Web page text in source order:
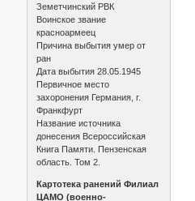
Земетчинский РВК
Воинское звание
красноармеец
Причина выбытия умер от
ран
Дата выбытия 28.05.1945
Первичное место
захоронения Германия, г.
Франкфурт
Название источника
донесения Всероссийская
Книга Памяти. Пензенская
область. Том 2.
Картотека ранений Филиал
ЦАМО (военно-